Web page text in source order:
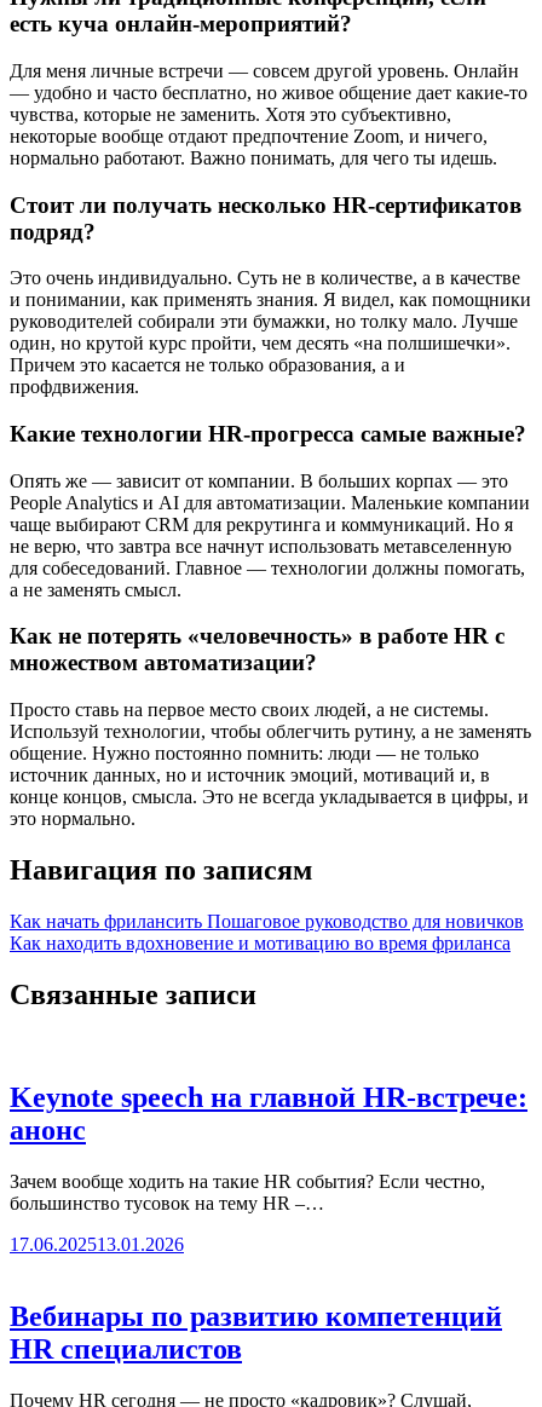
есть куча онлайн-мероприятий?
Для меня личные встречи — совсем другой уровень. Онлайн
— удобно и часто бесплатно, но живое общение дает какие-то
чувства, которые не заменить. Хотя это субъективно,
некоторые вообще отдают предпочтение Zoom, и ничего,
нормально работают. Важно понимать, для чего ты идешь.
Стоит ли получать несколько HR-сертификатов
подряд?
Это очень индивидуально. Суть не в количестве, а в качестве
и понимании, как применять знания. Я видел, как помощники
руководителей собирали эти бумажки, но толку мало. Лучше
один, но крутой курс пройти, чем десять «на полшишечки».
Причем это касается не только образования, а и
профдвижения.
Какие технологии HR-прогресса самые важные?
Опять же — зависит от компании. В больших корпах — это
People Analytics и AI для автоматизации. Маленькие компании
чаще выбирают CRM для рекрутинга и коммуникаций. Но я
не верю, что завтра все начнут использовать метавселенную
для собеседований. Главное — технологии должны помогать,
а не заменять смысл.
Как не потерять «человечность» в работе HR с
множеством автоматизации?
Просто ставь на первое место своих людей, а не системы.
Используй технологии, чтобы облегчить рутину, а не заменять
общение. Нужно постоянно помнить: люди — не только
источник данных, но и источник эмоций, мотиваций и, в
конце концов, смысла. Это не всегда укладывается в цифры, и
это нормально.
Навигация по записям
Как начать фрилансить Пошаговое руководство для новичков
Как находить вдохновение и мотивацию во время фриланса
Связанные записи
Keynote speech на главной HR-встрече:
анонс
Зачем вообще ходить на такие HR события? Если честно,
большинство тусовок на тему HR –…
17.06.202513.01.2026
Вебинары по развитию компетенций
HR специалистов
Почему HR сегодня — не просто «кадровик»? Слушай,